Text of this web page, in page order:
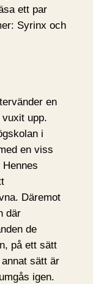
ett par
Syrinx och
en
upp.
i
en viss
Däremot
där
de
på ett sätt
sätt är
igen.